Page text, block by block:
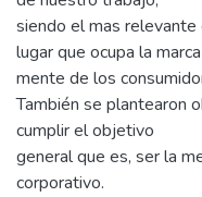
siendo el mas
lugar que ocupa la
mente de los
También se plantearon
cumplir el objetivo
general que es, ser la
corporativo.